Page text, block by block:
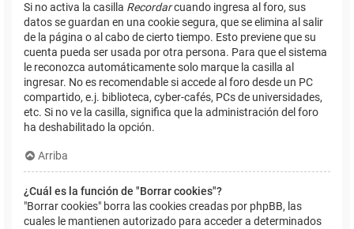
Si no activa la casilla Recordarcuando ingresa al foro, sus
datos se guardan en una cookie segura, que se elimina al salir
de la página o al cabo de cierto tiempo. Esto previene que su
cuenta pueda ser usada por otra persona. Para que el sistema
le reconozca automáticamente solo marque la casilla al
ingresar. No es recomendable si accede al foro desde un PC
compartido, e.j. biblioteca, cyber-cafés, PCs de universidades,
etc. Si no ve la casilla, significa que la administración del foro
ha deshabilitado la opción.
Arriba
¿Cuál es la función de "Borrar cookies"?
"Borrar cookies" borra las cookies creadas por phpBB, las
cuales le mantienen autorizado para acceder a determinados